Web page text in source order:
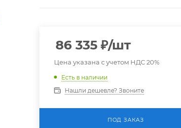
86 335 ₽/шт
Цена указана с учетом НДС 20%
Есть в наличии
Нашли дешевле? Звоните
ПОД ЗАКАЗ